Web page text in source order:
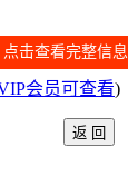
点击查看完整信息
会员可查看)